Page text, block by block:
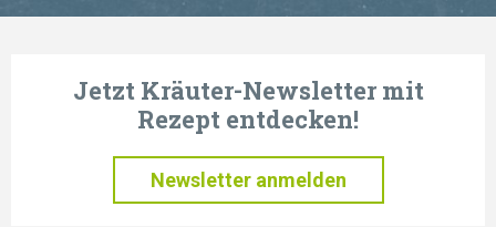
Jetzt Kräuter-Newsletter mit
Rezept entdecken!
Newsletter anmelden